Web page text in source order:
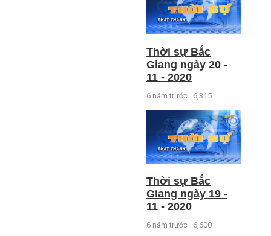
Thời sự Bắc
Giang ngày 20 -
11 - 2020
6 năm trước 6,315
Thời sự Bắc
Giang ngày 19 -
11 - 2020
6 năm trước 6,600